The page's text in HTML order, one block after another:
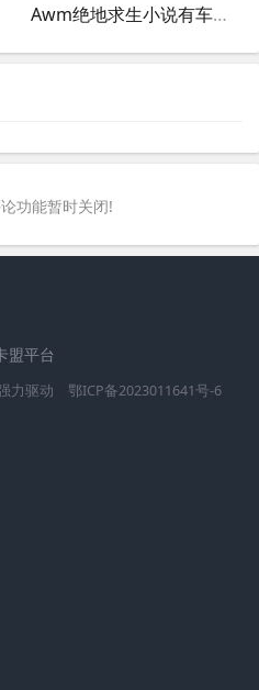
Awm绝地求生小说有车吗-Awm绝地求生小说中是否出现车辆元素
功能暂时关闭!
盟平台
力驱动 鄂ICP备2023011641号-6